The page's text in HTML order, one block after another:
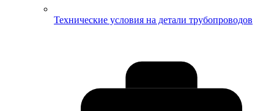
Технические условия на детали трубопроводов